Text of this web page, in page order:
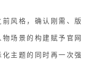
风格，确认刚需、版
场景的构建赋予官网
主题的同时再一次强